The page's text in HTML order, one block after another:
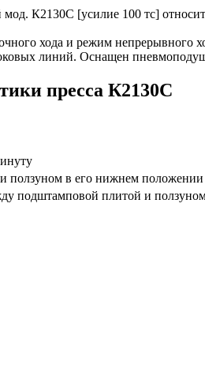
К2130С [усилие 100 тс]
хода и режим непрерывного
линий. Оснащен
пресса К2130С
ползуном в его нижнем
подштамповой плитой и